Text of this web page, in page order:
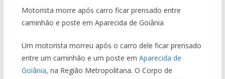
Motorista morre após carro ficar prensado entre
caminhão e poste em Aparecida de Goiânia
Um motorista morreu após o carro dele ficar prensado
entre um caminhão e um poste em Aparecida de
Goiânia, na Região Metropolitana. O Corpo de